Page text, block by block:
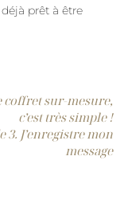
prêt à être
coffret sur-mesure,
c’est très simple !
3. J’enregistre mon
message